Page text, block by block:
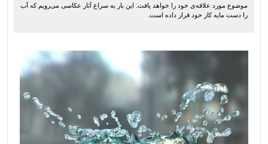
موضوع مورد علاقه‌ی خود را خواهد یافت. این بار به سراغ آثار عکاسی می‌رویم که آب
را دست مایه کار خود قرار داده است.